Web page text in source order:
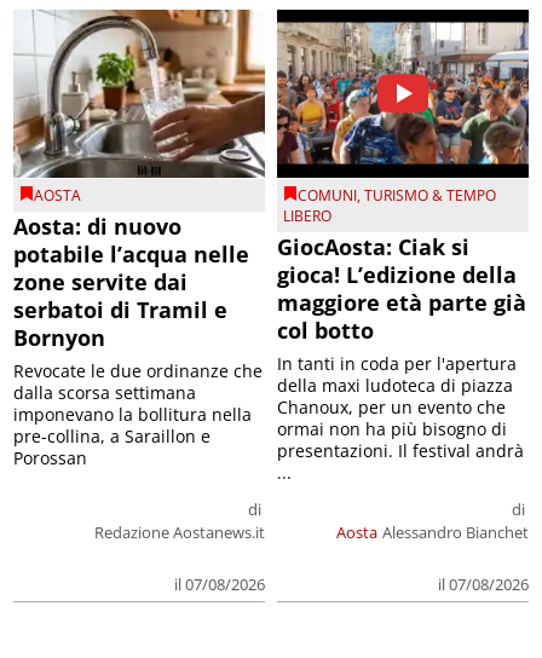
AOSTA
Aosta: di nuovo
potabile l’acqua nelle
zone servite dai
serbatoi di Tramil e
Bornyon
di
Redazione Aostanews.it
il 07/08/2026
Revocate le due ordinanze che
dalla scorsa settimana
imponevano la bollitura nella
pre-collina, a Saraillon e
Porossan
COMUNI,TURISMO & TEMPO
LIBERO
GiocAosta: Ciak si
gioca! L’edizione della
maggiore età parte già
col botto
Aosta
di
Alessandro Bianchet
il 07/08/2026
In tanti in coda per l'apertura
della maxi ludoteca di piazza
Chanoux, per un evento che
ormai non ha più bisogno di
presentazioni. Il festival andrà
...